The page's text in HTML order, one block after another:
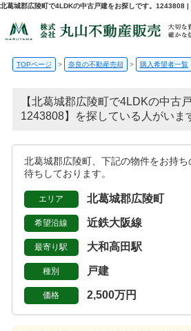
TOPページ 奈良の不動産売却 購入希望者一覧
【北葛城郡広陵町で4LDKの中古
1243808】を探している人がいま
北葛城郡広陵町、下記の物件をお持
待ちしております。
エリア 北葛城郡広陵町
希望沿線 近鉄大阪線
最寄り駅 大和高田駅
種別 戸建
価格 2,500万円